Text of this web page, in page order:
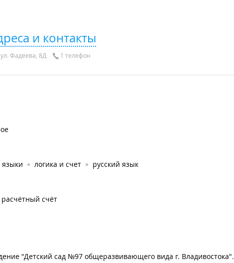
и контакты
Фадеева, 8Д 1 телефон
логика и счет
русский язык
счёт
"Детский сад №97 общеразвивающего вида г. Владивостока".